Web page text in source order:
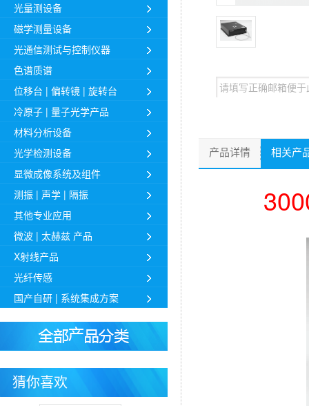
光量测设备
磁学测量设备
光通信测试与控制仪器
色谱质谱
位移台 | 偏转镜 | 旋转台
冷原子 | 量子光学产品
材料分析设备
光学检测设备
显微成像系统及组件
测振 | 声学 | 隔振
其他专业应用
微波 | 太赫兹 产品
X射线产品
光纤传感
国产自研 | 系统集成方案
猜你喜欢
产品详情 相关产